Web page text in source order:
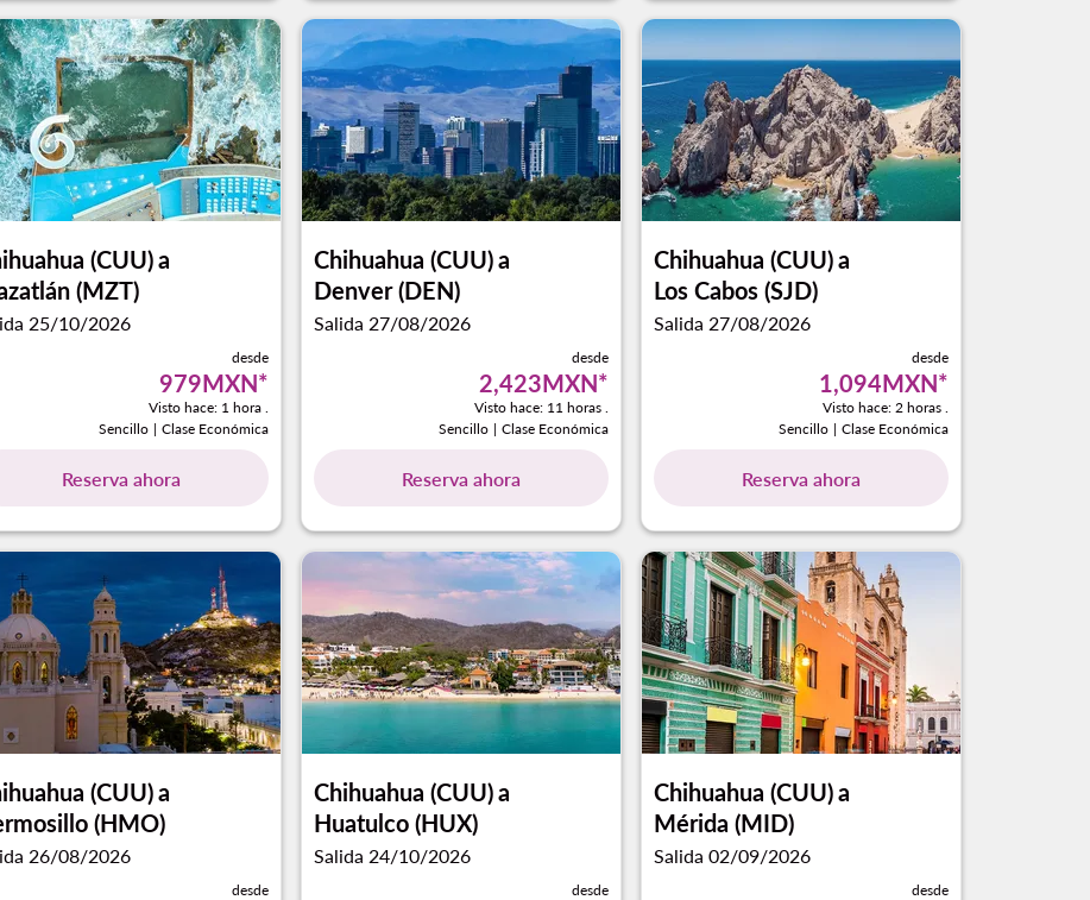
(CUU)a
(MZT)
25/10/2026
desde
979MXN*
Visto hace: 1 hora .
Sencillo | Clase Económica
Reserva ahora
Chihuahua (CUU)a
Denver (DEN)
Salida 27/08/2026
desde
2,423MXN*
Visto hace: 11 horas .
Sencillo | Clase Económica
Reserva ahora
Chihuahua (CUU)a
Los Cabos (SJD)
Salida 27/08/2026
desde
1,094MXN*
Visto hace: 2 horas .
Sencillo | Clase Económica
Reserva ahora
(CUU)a
(HMO)
26/08/2026
desde
Chihuahua (CUU)a
Huatulco (HUX)
Salida 24/10/2026
desde
Chihuahua (CUU)a
Mérida (MID)
Salida 02/09/2026
desde